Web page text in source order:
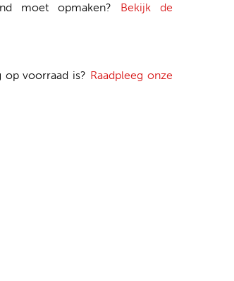
moet opmaken? Bekijk de
voorraad is? Raadpleeg onze